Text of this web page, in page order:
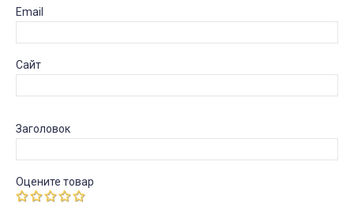
Email
Сайт
Заголовок
Оцените товар